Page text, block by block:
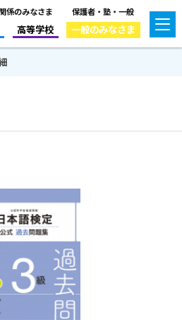
係のみなさま
高等学校
保護者・塾・一般
一般のみなさま